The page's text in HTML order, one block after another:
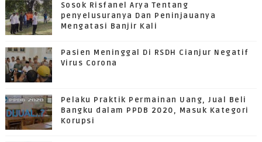
Sosok Risfanel Arya Tentang
penyelusuranya Dan Peninjauanya
Mengatasi Banjir Kali
Pasien Meninggal Di RSDH Cianjur Negatif
Virus Corona
Pelaku Praktik Permainan Uang, Jual Beli
Bangku dalam PPDB 2020, Masuk Kategori
Korupsi